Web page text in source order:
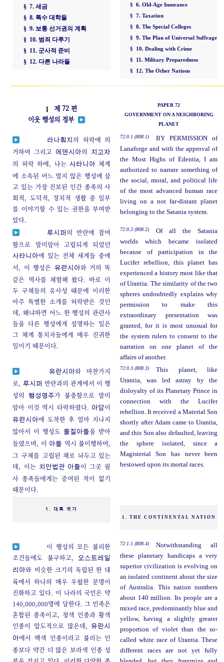
§ 7. 세금
§ 8. 특수 대학들
§ 9. 보통 선거권의 계획
§ 10. 범죄 다루기
§ 11. 군사적 준비
§ 12. 다른 나라들
§ 6. Old-Age Insurance
§ 7. Taxation
§ 8. The Special Colleges
§ 9. The Plan of Universal Suffrage
§ 10. Dealing with Crime
§ 11. Military Preparedness
§ 12. The Other Nations
제 72 편
이웃 행성의 정부
PAPER 72
GOVERNMENT ON A NEIGHBORING
PLANET
라나훠지 의 허락에 의
거하여 그리고
에덴시아의 지고자
의 허락 하에, 나는 사타니아 체계
에 소속된 어느 멀지 않은 행성에 살
고 있는 가장 진보된 인간 종족의 사
회적, 도덕적, 정치적 생활 중 일부
를 이야기할 수 있는 권한을 부여받
았다.
72:0.1 (808.1)
BY PERMISSION of
Lanaforge and with the approval of
the Most Highs of Edentia, I am
authorized to narrate something of
the social, moral, and political life
of the most advanced human race
living on a not far-distant planet
belonging to the Satania system.
루시퍼의 반란에 참여
함으로 말미암아 고립되게 되었던
사타니아에 있는 전체 세계들 중에
서, 이 행성은 유란시아와 거의 똑
같은 역사를 체험해 왔다. 바로 이
두 구체들의 유사성 때문에 이러한
아주 특별한 소개를 허락받은 것인
데, 왜냐하면 어느 한 행성의 관련사
들을 다른 행성에게 설명하는 일은
그 체계 통치자들에게 매우 진귀한
일이기 때문이다.
72:0.2 (808.2)
Of all the Satania
worlds which became isolated
because of participation in the
Lucifer rebellion, this planet has
experienced a history most like that
of Urantia. The similarity of the two
spheres undoubtedly explains why
permission to make this
extraordinary presentation was
granted, for it is most unusual for
the system rulers to consent to the
narration on one planet of the
affairs of another.
유란시아와 마찬가지
로, 루시퍼 반란과의 관계에서 이 행
성의행성영주가 불충함으로 말미
암아 이것 역시 타락하였다. 아담이
유란시아에 도착한 후 얼마 지나지
않아서 이 행성도물질아들을 받아
들였으며, 이 아들 역시 불이행하여,
그 구체를 고립된 채로 놔두고 있는
데, 이는 치안법관 아들이 그곳 필
사 종족들에게는 증여된 적이 없기
때문이다.
72:0.3 (808.3)
This planet, like
Urantia, was led astray by the
disloyalty of its Planetary Prince in
connection with the Lucifer
rebellion. It received a Material Son
shortly after Adam came to Urantia,
and this Son also defaulted, leaving
the sphere isolated, since a
Magisterial Son has never been
bestowed upon its mortal races.
1. 대륙 국가
1. THE CONTINENTAL NATION
이 행성의 모든 불리한
조건들에도 불구하고,
오스트레일
리아와 비슷한 크기의 독립된 한 대
륙에서 하나의 매우 우월한 문명이
진화하고 있다. 이 나라의 국민은 약
140,000,000명에 달한다. 그 민족은
혼합된 종족이고, 청색 인종과 황색
인종이 압도적으로 많은데,유란시
아에서 백색 인종이라고 불리는 인
종보다 약간 더 많은 보라색 인종 성
72:1.1 (808.4)
Notwithstanding all
these planetary handicaps a very
superior civilization is evolving on
an isolated continent about the size
of Australia. This nation numbers
about 140 million. Its people are a
mixed race, predominantly blue and
yellow, having a slightly greater
proportion of violet than the so-
called white race of Urantia. These
different races are not yet fully